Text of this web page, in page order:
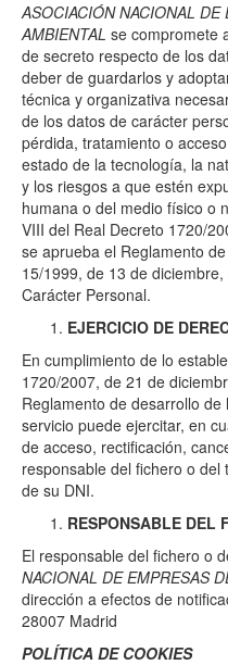
ASOCIACIÓN NACIONAL DE
AMBIENTAL se compromete
de secreto respecto de los
deber de guardarlos y
técnica y organizativa
de los datos de carácter
pérdida, tratamiento o
estado de la tecnología, la
y los riesgos a que estén
humana o del medio físico o
VIII del Real Decreto 1720/
se aprueba el Reglamento
15/1999, de 13 de
Carácter Personal.
EJERCICIO DE
En cumplimiento de lo
1720/2007, de 21 de
Reglamento de desarrollo
servicio puede ejercitar, en
de acceso, rectificación,
responsable del fichero o
de su DNI.
RESPONSABLE DEL
El responsable del fichero o
NACIONAL DE EMPRESAS
dirección a efectos de
28007 Madrid
POLÍTICA DE COOKIES